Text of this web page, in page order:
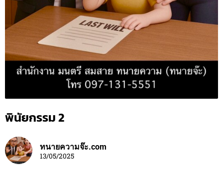
พินัยกรรม 2
ทนายความจ๊ะ.com
13/05/2025